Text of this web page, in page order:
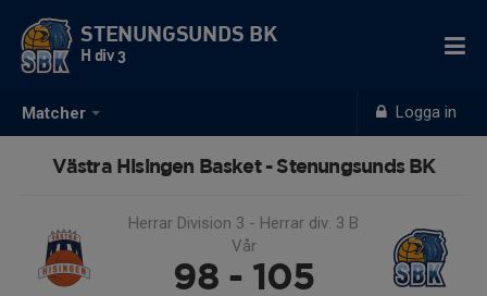
Matcher Logga in
STENUNGSUNDS BK
H div 3
Västra Hisingen Basket - Stenungsunds BK
Herrar Division 3 - Herrar div. 3 B
Vår
98 - 105